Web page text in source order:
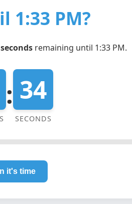
1:33 PM?
remaining until 1:33 PM.
: 34
SECONDS
it's time